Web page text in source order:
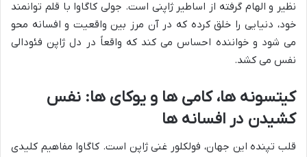
نظیر و الهام گرفته از اساطیر ژاپنی است. جولی کاگاوا با قلم توانمند
خود، دنیایی را خلق کرده که در آن مرز بین واقعیت و افسانه محو
می شود و خواننده احساس می کند که واقعاً در دل ژاپن فئودالی
نفس می کشد.
کیتسونه ها، کامی ها و یوکای ها: نفس
کشیدن در افسانه ها
قلب تپنده این جهان، فولکلور غنی ژاپن است. کاگاوا مفاهیم کلیدی